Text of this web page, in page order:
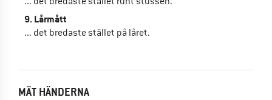
9. Lårmått
... det bredaste stället på låret.
MÄT HÄNDERNA